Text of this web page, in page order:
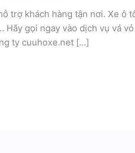
trợ khách hàng tận nơi. Xe ô
gọi ngay vào dịch vụ vá
ty cuuhoxe.net […]